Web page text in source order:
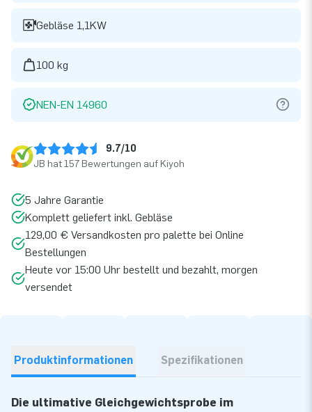
Gebläse 1,1KW
100 kg
NEN-EN 14960
9.7/10
JB hat 157 Bewertungen auf Kiyoh
5 Jahre Garantie
Komplett geliefert inkl. Gebläse
129,00 € Versandkosten pro palette bei Online
Bestellungen
Heute vor 15:00 Uhr bestellt und bezahlt, morgen
versendet
Produktinformationen Spezifikationen
Die ultimative Gleichgewichtsprobe im